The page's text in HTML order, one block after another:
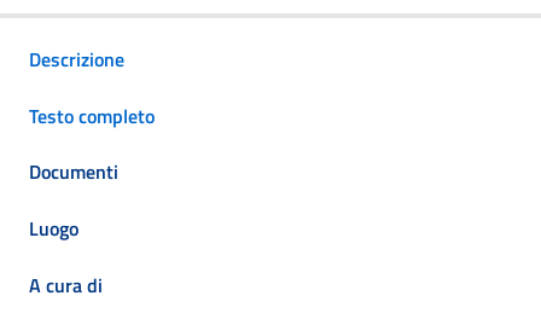
Descrizione
Testo completo
Documenti
Luogo
A cura di